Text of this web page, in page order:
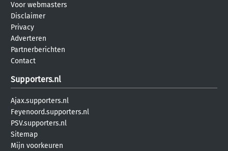
Voor webmasters
Disclaimer
Privacy
Adverteren
Partnerberichten
Contact
Supporters.nl
Ajax.supporters.nl
Feyenoord.supporters.nl
PSV.supporters.nl
Sitemap
Mijn voorkeuren